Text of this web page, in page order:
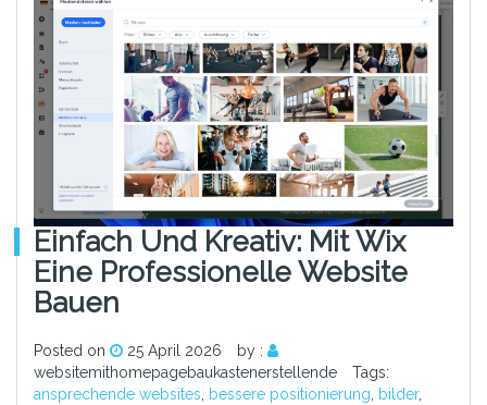
Einfach Und Kreativ: Mit Wix
Eine Professionelle Website
Bauen
Posted on 25 April 2026
by :
websitemithomepagebaukastenerstellende
Tags:
ansprechende websites, bessere positionierung, bilder,